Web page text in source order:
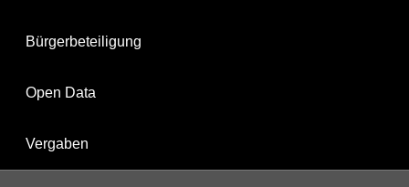
Bürgerbeteiligung
Open Data
Vergaben